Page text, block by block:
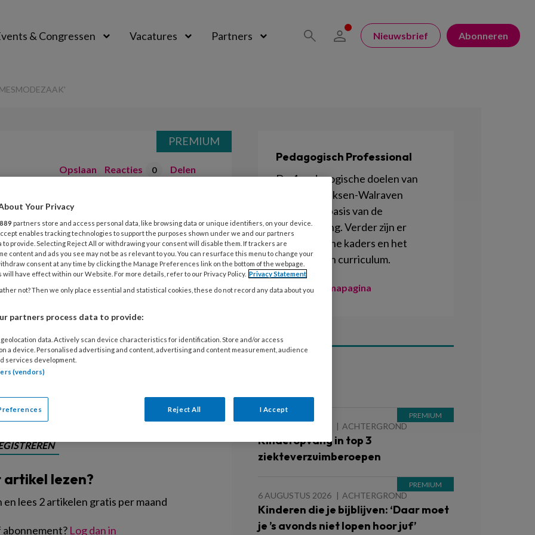
& Congressen Vacatures Partners Nieuwsbrief Abonneren
Opslaan Reacties 0 Delen
‘Ik had een
van: iets héél anders gaan doen.
aan het woord die de daad bij het
van een baan in een andere
Gerda: zij had haar eigen
maar werkt inmiddels
lezen?
lees 2 artikelen gratis per maand
Log dan in
PREMIUM
Pedagogisch Professional
De 4 pedagogische doelen van
Marianne Riksen-Walraven
vormen de basis van de
kinderopvang. Verder zijn er
Pedagogische kaders en het
Pedagogisch curriculum.
Naar de themapagina
ACHTERGROND
Kinderopvang in top 3
ziekteverzuimberoepen
6 AUGUSTUS 2026 ACHTERGROND
Kinderen die je bijblijven: ‘Daar moet
je ’s avonds niet lopen hoor juf’
Your Privacy
889 partners store and access personal data, like browsing data or unique identifiers, on your device.
enables tracking technologies to support the purposes shown under we and our partners
to provide. Selecting Reject All or withdrawing your consent will disable them. If trackers are
content and ads you see may not be as relevant to you. You can resurface this menu to change your
consent at any time by clicking the Manage Preferences link on the bottom of the webpage.
will have effect within our Website. For more details, refer to our Privacy Policy. Privacy Statement
not? Then we only place essential and statistical cookies, these do not record any data about you
partners process data to provide:
data. Actively scan device characteristics for identification. Store and/or access
a device. Personalised advertising and content, advertising and content measurement, audience
services development.
(vendors)
Reject All I Accept